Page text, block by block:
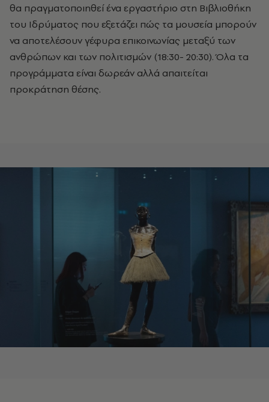
θα πραγματοποιηθεί ένα εργαστήριο στη Βιβλιοθήκη
του Ιδρύματος που εξετάζει πώς τα μουσεία μπορούν
να αποτελέσουν γέφυρα επικοινωνίας μεταξύ των
ανθρώπων και των πολιτισμών (18:30- 20:30). Όλα τα
προγράμματα είναι δωρεάν αλλά απαιτείται
προκράτηση θέσης.